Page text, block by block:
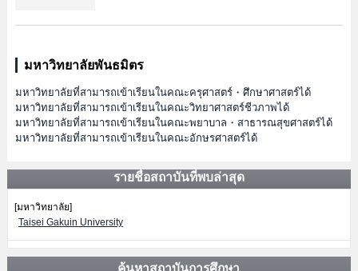
มหาวิทยาลัยพันธมิตร
มหาวิทยาลัยที่สามารถเข้าเรียนในคณะครุศาสตร์・ศึกษาศาสตร์ได้
มหาวิทยาลัยที่สามารถเข้าเรียนในคณะวิทยาศาสตร์ชีวภาพได้
มหาวิทยาลัยที่สามารถเข้าเรียนในคณะพยาบาล・สาธารณสุขศาสตร์ได้
มหาวิทยาลัยที่สามารถเข้าเรียนในคณะอักษรศาสตร์ได้
รายชื่อสถาบันที่พบล่าสุด
[มหาวิทยาลัย]
Taisei Gakuin University
ค้นหาสถาบันการศึกษา